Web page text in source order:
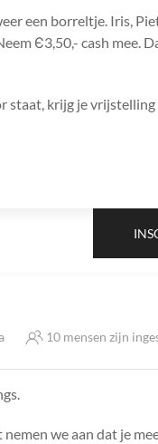
een borreltje. Iris,
Є3,50,- cash mee.
krijg je vrijstelling
10 mensen zijn
we aan dat je